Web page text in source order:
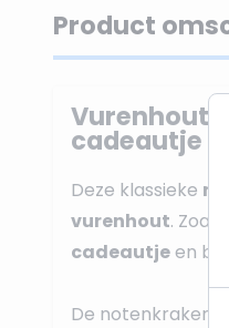
Product
Vurenhout
cadeautje -
Deze klassieke
vurenhout.
cadeautjeen
De notenkraker